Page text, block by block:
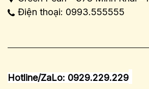
Điện thoại: 0993.555555
Hotline/ZaLo: 0929.229.229